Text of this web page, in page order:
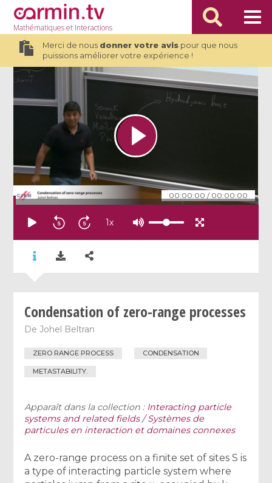
Mathématiqueset Interactions
Merci de nous donner votre avispour que nous
puissions améliorer votre expérience !
00:00:00 / 00:00:00
1x
Condensation of zero-range processes
DeJohel Beltran
ZERO RANGE PROCESS CONDENSATION
METASTABILITY.
Apparaît dans la collection : Interacting particle
systems and related fields / Systèmes de
particules en interaction et domaines connexes
A zero-range process on a finite set of sites S is
a type of interacting particle system where